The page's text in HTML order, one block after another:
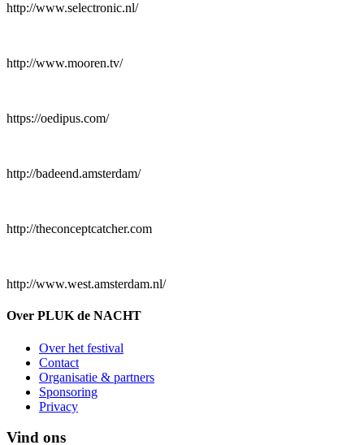
http://www.selectronic.nl/
http://www.mooren.tv/
https://oedipus.com/
http://badeend.amsterdam/
http://theconceptcatcher.com
http://www.west.amsterdam.nl/
Over PLUK de NACHT
Over het festival
Contact
Organisatie & partners
Sponsoring
Privacy
Vind ons